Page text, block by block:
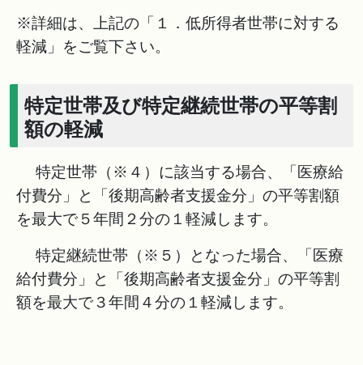
※詳細は、上記の「１．低所得者世帯に対する
軽減」をご覧下さい。
特定世帯及び特定継続世帯の平等割
額の軽減
特定世帯（※４）に該当する場合、「医療給
付費分」と「後期高齢者支援金分」の平等割額
を最大で５年間２分の１軽減します。
特定継続世帯（※５）となった場合、「医療
給付費分」と「後期高齢者支援金分」の平等割
額を最大で３年間４分の１軽減します。